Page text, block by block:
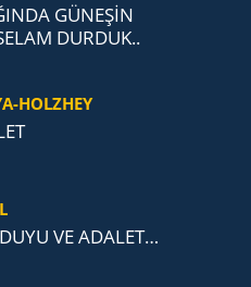
GÜNEŞİN
DURDUK..
HOLZHEY
VE ADA­LET…